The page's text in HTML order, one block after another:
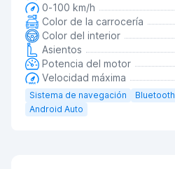
0-100 km/h
Color de la carrocería
Color del interior
Asientos
Potencia del motor
Velocidad máxima
Sistema de navegación Bluetooth
Android Auto